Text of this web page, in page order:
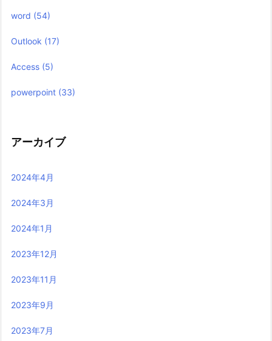
word (54)
Outlook (17)
Access (5)
powerpoint (33)
アーカイブ
2024年4月
2024年3月
2024年1月
2023年12月
2023年11月
2023年9月
2023年7月